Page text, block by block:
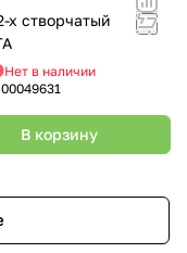
х створчатый
Нет в наличии
В корзину